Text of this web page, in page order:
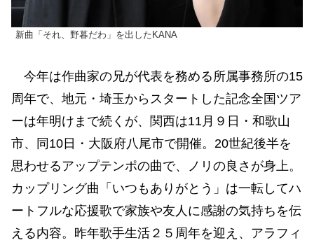
新曲「それ、野暮だわ」を出したKANA
今年は作曲家の兄が代表を務める所属事務所の15
周年で、地元・埼玉からスタートした記念全国ツア
ーは年明けまで続くが、関西は11月９日・和歌山
市、同10日・大阪府八尾市で開催。20世紀後半を
思わせるアップテンポの曲で、ノリの良さが身上。
カップリング曲「いつもありがとう」は一転してハ
ートフルな応援歌で家族や友人に感謝の気持ちを伝
える内容。昨年歌手生活２５周年を迎え、アラフィ